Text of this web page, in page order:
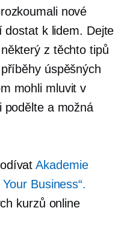
nové
dostat k lidem. Dejte
z těchto tipů
úspěšných
mohli mluvit v
podělte a možná
Akademie
Business“.
kurzů online